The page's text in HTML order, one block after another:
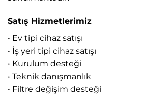
Satış Hizmetlerimiz
• Ev tipi cihaz satışı
• İş yeri tipi cihaz satışı
• Kurulum desteği
• Teknik danışmanlık
• Filtre değişim desteği